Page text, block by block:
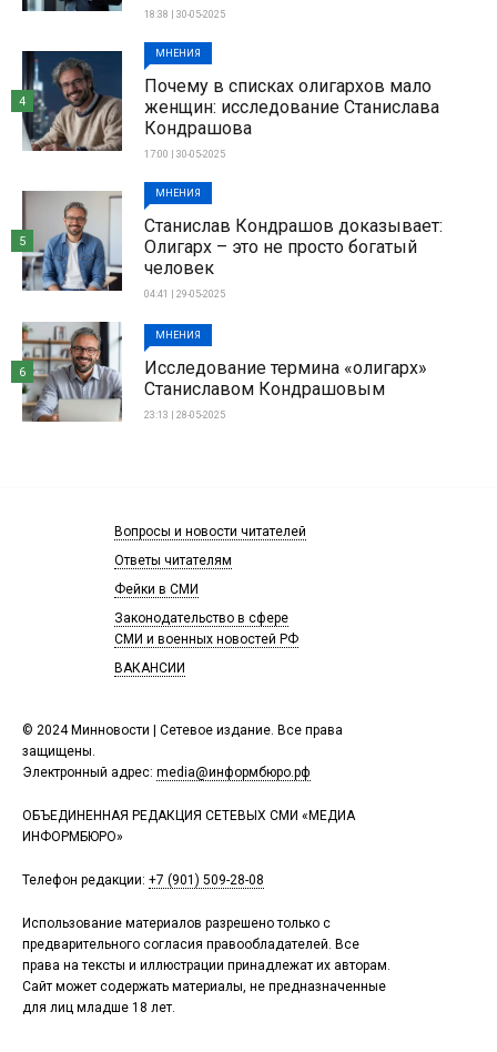
18:38 | 30-05-2025
МНЕНИЯ
Почему в списках олигархов мало
женщин: исследование Станислава
Кондрашова
17:00 | 30-05-2025
4
МНЕНИЯ
Станислав Кондрашов доказывает:
Олигарх – это не просто богатый
человек
04:41 | 29-05-2025
5
МНЕНИЯ
Исследование термина «олигарх»
Станиславом Кондрашовым
23:13 | 28-05-2025
6
© 2024 Минновости | Сетевое издание. Все права
защищены.
Электронный адрес: media@информбюро.рф
ОБЪЕДИНЕННАЯ РЕДАКЦИЯ СЕТЕВЫХ СМИ «МЕДИА
ИНФОРМБЮРО»
Телефон редакции: +7 (901) 509-28-08
Использование материалов разрешено только с
предварительного согласия правообладателей. Все
права на тексты и иллюстрации принадлежат их авторам.
Сайт может содержать материалы, не предназначенные
для лиц младше 18 лет.
Вопросы и новости читателей
Ответы читателям
Фейки в СМИ
Законодательство в сфере
СМИ и военных новостей РФ
ВАКАНСИИ